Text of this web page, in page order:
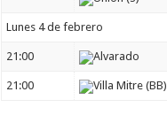
Lunes 4 de febrero
21:00 Alvarado
21:00 Villa Mitre (BB)